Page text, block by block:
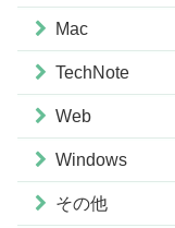
Mac
TechNote
Web
Windows
その他